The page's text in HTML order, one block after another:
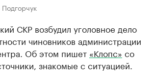
СКР возбудил уголовное дело
чиновников администрации
Об этом пишет «Клопс» со
знакомые с ситуацией.